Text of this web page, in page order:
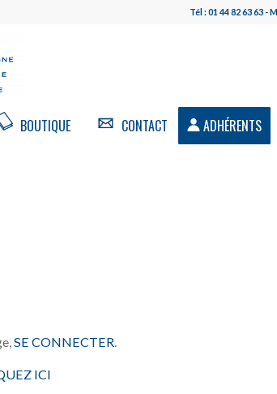
Tél : 01 44 82 63 63 -
BOUTIQUE CONTACT ADHÉRENTS
SE CONNECTER
ICI